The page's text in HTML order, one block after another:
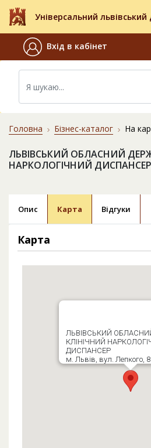
Універсальний львівський
Вхід в кабінет
Головна Бізнес-каталог На
ЛЬВІВСЬКИЙ ОБЛАСНИЙ
НАРКОЛОГІЧНИЙ ДИСПАНСЕР
Опис Карта Відгуки
Карта
ЛЬВІВСЬКИЙ
КЛІНІЧНИЙ
ДИСПАНСЕР
м. Львів, вул. Лепкого, 8